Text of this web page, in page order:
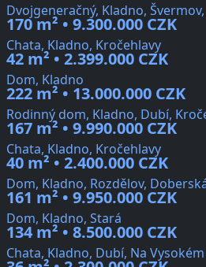
Dvojgeneračný, Kladno,
170 m² • 9.300.000 CZK
Chata, Kladno, Kročehlavy
42 m² • 2.399.000 CZK
Dom, Kladno
222 m² • 13.000.000 CZK
Rodinný dom, Kladno, Dubí,
167 m² • 9.990.000 CZK
Chata, Kladno, Kročehlavy
40 m² • 2.400.000 CZK
Dom, Kladno, Rozdělov,
161 m² • 9.950.000 CZK
Dom, Kladno, Stará
134 m² • 8.500.000 CZK
Chata, Kladno, Dubí, Na Vysokém